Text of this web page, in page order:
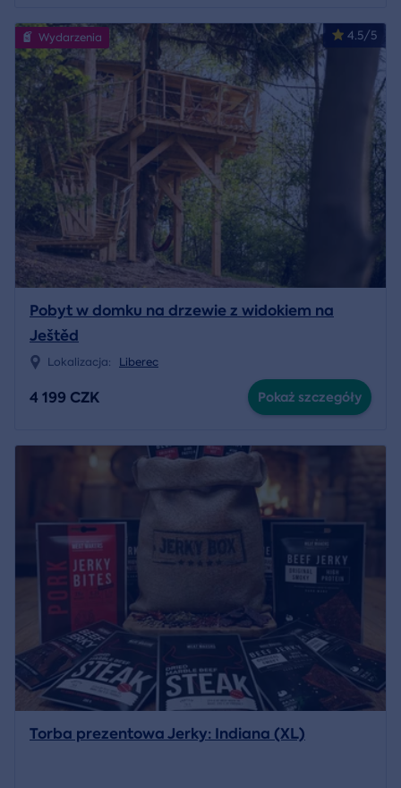
4.5/5
Wydarzenia
Pobyt w domku na drzewie z widokiem na
Ještěd
Lokalizacja: Liberec
4 199 CZK Pokaż szczegóły
Torba prezentowa Jerky: Indiana (XL)